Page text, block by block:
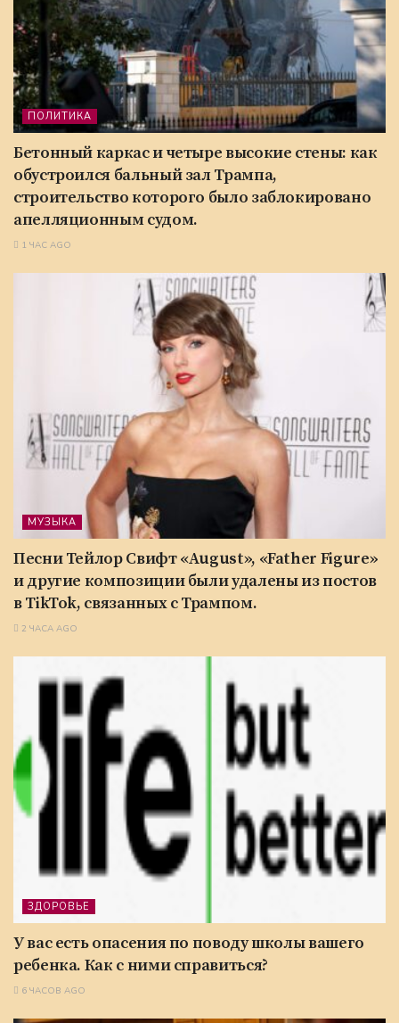
ПОЛИТИКА
Бетонный каркас и четыре высокие стены: как
обустроился бальный зал Трампа,
строительство которого было заблокировано
апелляционным судом.
1 ЧАС AGO
МУЗЫКА
Песни Тейлор Свифт «August», «Father Figure»
и другие композиции были удалены из постов
в TikTok, связанных с Трампом.
2 ЧАСА AGO
ЗДОРОВЬЕ
У вас есть опасения по поводу школы вашего
ребенка. Как с ними справиться?
6 ЧАСОВ AGO